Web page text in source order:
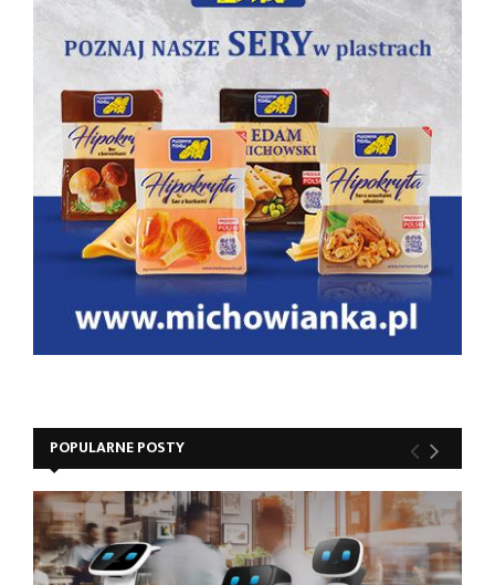
POPULARNE POSTY